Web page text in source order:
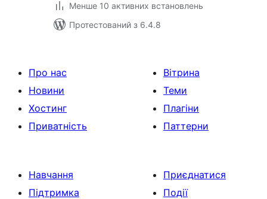
Менше 10 активних встановлень
Протестований з 6.4.8
Про нас
Новини
Хостинг
Приватність
Вітрина
Теми
Плагіни
Паттерни
Навчання
Підтримка
Приєднатися
Події